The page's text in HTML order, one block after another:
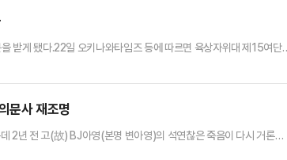
받게 됐다.22일 오키나와타임즈 등에 따르면 육상자위대 제15여단
됐다.이 사건은 B씨가 부대에 스스로 신고하면서 드러났다. 15여단
문사 재조명
2년 전 고(故) BJ아영(본명 변아영)의 석연찮은 죽음이 다시 거론되